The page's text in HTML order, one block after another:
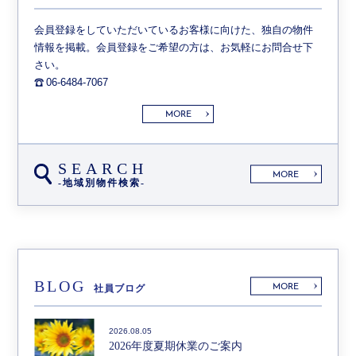
会員登録をしていただいているお客様に向けた、独自の物件
情報を掲載。会員登録をご希望の方は、お気軽にお問合せ下
さい。
06-6484-7067
MORE
SEARCH
-地域別物件検索-
MORE
BLOG 社員ブログ MORE
2026.08.05
2026年度夏期休業のご案内